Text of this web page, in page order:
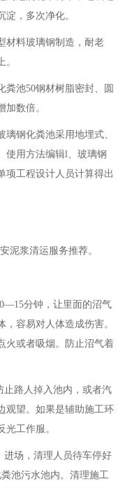
，多次净化。
材料玻璃钢制造，耐老
粪池50钢材树脂密封、圆
数倍。
璃钢化粪池采用地埋式、
使用方法编辑l、玻璃钢
项工程设计人员计算得出
泥浆清运服务推荐。
分钟，让里面的沼气
容易对人体造成伤害。
火或者吸烟。防止沼气着
止路人掉入池内，或者汽
观望。如果是辅助施工环
工作服。
进场，清理人员待车停好
池污水池内。清理施工